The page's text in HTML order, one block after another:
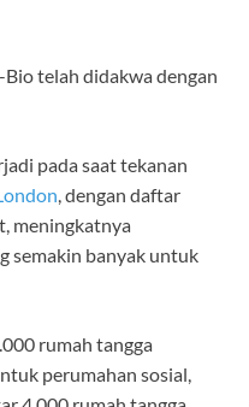
telah didakwa dengan
pada saat tekanan
, dengan daftar
meningkatnya
semakin banyak untuk
rumah tangga
perumahan sosial,